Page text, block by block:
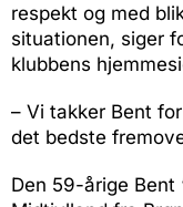
respekt og med
situationen, siger
klubbens
– Vi takker Bent
det bedste
Den 59-årige Bent